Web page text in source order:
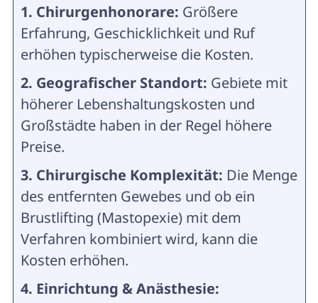
1. Chirurgenhonorare: Größere
Erfahrung, Geschicklichkeit und Ruf
erhöhen typischerweise die Kosten.
2. Geografischer Standort: Gebiete mit
höherer Lebenshaltungskosten und
Großstädte haben in der Regel höhere
Preise.
3. Chirurgische Komplexität: Die Menge
des entfernten Gewebes und ob ein
Brustlifting (Mastopexie) mit dem
Verfahren kombiniert wird, kann die
Kosten erhöhen.
4. Einrichtung & Anästhesie: